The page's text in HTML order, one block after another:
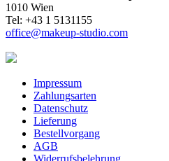
1010 Wien
Tel: +43 1 5131155
office@makeup-studio.com
Impressum
Zahlungsarten
Datenschutz
Lieferung
Bestellvorgang
AGB